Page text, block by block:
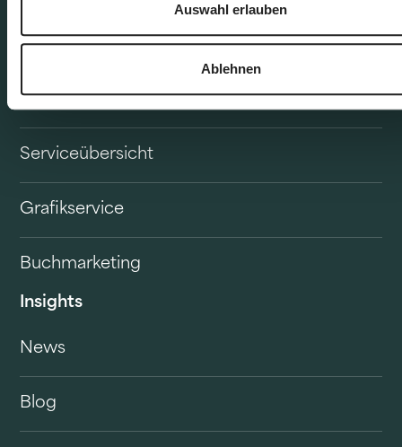
Auswahl erlauben
Ablehnen
Self Publisher & Eigenverlag
Verlagsauslieferung
Serviceübersicht
Grafikservice
Buchmarketing
Insights
News
Blog